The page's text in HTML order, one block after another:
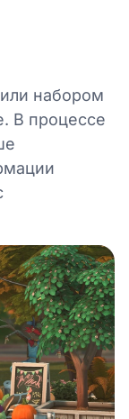
набором
В процессе